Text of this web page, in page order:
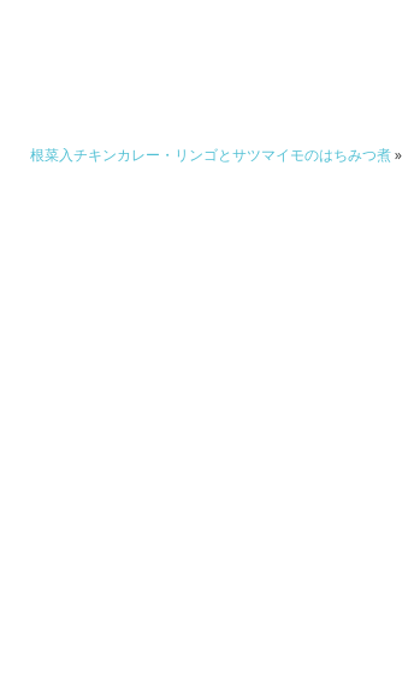
根菜入チキンカレー・リンゴとサツマイモのはちみつ煮»